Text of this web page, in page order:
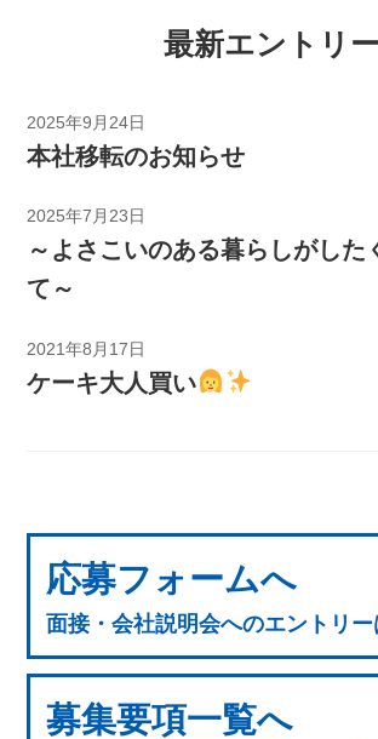
最新エントリー
2025年9月24日
本社移転のお知らせ
2025年7月23日
～よさこいのある暮らしがした
て～
2021年8月17日
ケーキ大人買い
応募フォームへ
面接・会社説明会へのエントリー
募集要項一覧へ